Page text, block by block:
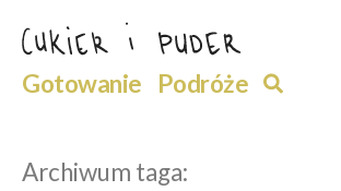
do
treści
Szukaj
Gotowanie Podróże Szukaj
Archiwum taga: